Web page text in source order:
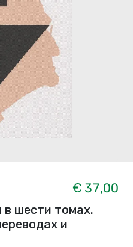
€ 37,00
в шести томах.
и